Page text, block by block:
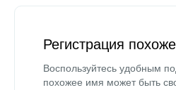
Регистрация
Воспользуйтесь удобным
похожее имя может быть